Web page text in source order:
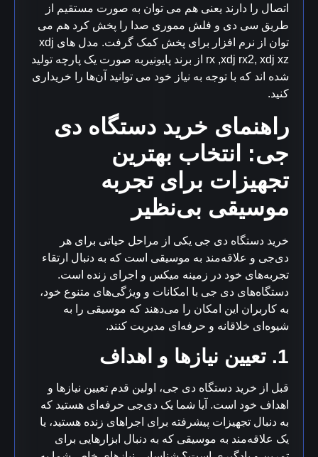
اتصال را دارند یعنی هم می توان به صورت مستقیم از
طریق سی دی و فلش مموری صدا را پخش کرد هم می
توان از نرم افزار برای پخش کمک گرفت. مدل های xdj
rx ,xdj rx2, xdj xz از برند پایونیربه صورت یک پارچه تولید
شده اند که با توجه به نیاز خود می توانید آن‌ها را خریداری
کنید.
راهنمای خرید دستگاه دی
جی: انتخاب بهترین
تجهیزات برای تجربه
موسیقی بی‌نظیر
خرید دستگاه دی جی یکی از مراحل حیاتی برای هر
دی‌جی و علاقه‌مند به موسیقی است که به دنبال ارتقاء
تجربه‌های خود در زمینه میکس و اجرای زنده است.
دستگاه‌های دی جی با امکانات و ویژگی‌های متنوع خود،
به کاربران این امکان را می‌دهند که موسیقی را به
شیوه‌ای خلاقانه و حرفه‌ای مدیریت کنند.
1. تعیین نیازها و اهداف
قبل از خرید دستگاه دی جی، اولین قدم تعیین نیازها و
اهداف خود است. آیا شما یک دی‌جی حرفه‌ای هستید که
به دنبال تجهیزات پیشرفته برای اجراهای زنده هستید، یا
یک علاقه‌مند به موسیقی که به دنبال ابزارهایی برای